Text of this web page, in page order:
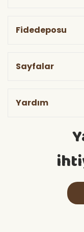
Fidedeposu
Sayfalar
Yardım